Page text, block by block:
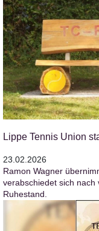
Lippe Tennis Union
23.02.2026
Ramon Wagner
verabschiedet sich
Ruhestand.